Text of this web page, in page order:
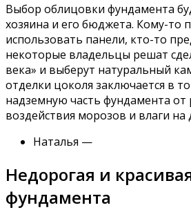
Выбор облицовки фундамента
хозяина и его бюджета. Кому-то
использовать панели, кто-то
некоторые владельцы решат
века» и выберут натуральный
отделки цоколя заключается в
надземную часть фундамента от
воздействия морозов и влаги на
Наталья —
Недорогая и
фундамента